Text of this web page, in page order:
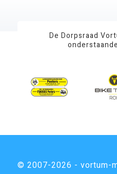
De Dorpsraad
© 2007-2026 - vortum-